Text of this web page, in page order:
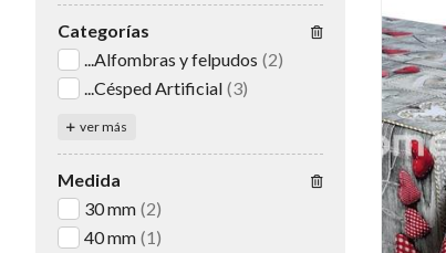
Categorías
...Alfombras y felpudos (2)
...Césped Artificial (3)
ver más
Medida
30 mm (2)
40 mm (1)